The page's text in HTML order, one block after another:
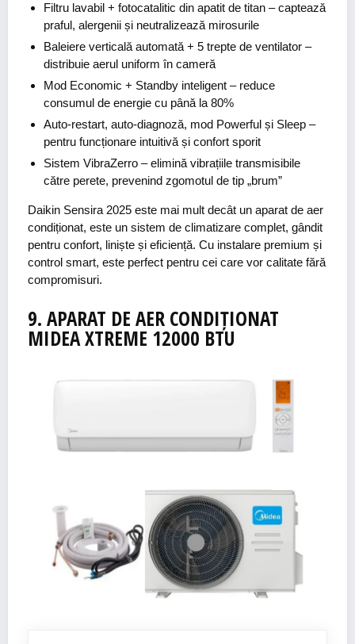
Filtru lavabil + fotocatalitic din apatit de titan – captează
praful, alergenii și neutralizează mirosurile
Baleiere verticală automată + 5 trepte de ventilator –
distribuie aerul uniform în cameră
Mod Economic + Standby inteligent – reduce
consumul de energie cu până la 80%
Auto-restart, auto-diagnoză, mod Powerful și Sleep –
pentru funcționare intuitivă și confort sporit
Sistem VibraZerro – elimină vibrațiile transmisibile
către perete, prevenind zgomotul de tip „brum”
Daikin Sensira 2025 este mai mult decât un aparat de aer
condiționat, este un sistem de climatizare complet, gândit
pentru confort, liniște și eficiență. Cu instalare premium și
control smart, este perfect pentru cei care vor calitate fără
compromisuri.
9. APARAT DE AER CONDIȚIONAT
MIDEAXTREME 12000 BTU